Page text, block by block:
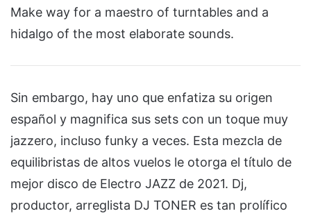
Make way for a maestro of turntables and a
hidalgo of the most elaborate sounds.
Sin embargo, hay uno que enfatiza su origen
español y magnifica sus sets con un toque muy
jazzero, incluso funky a veces. Esta mezcla de
equilibristas de altos vuelos le otorga el título de
mejor disco de Electro JAZZ de 2021. Dj,
productor, arreglista DJ TONER es tan prolífico